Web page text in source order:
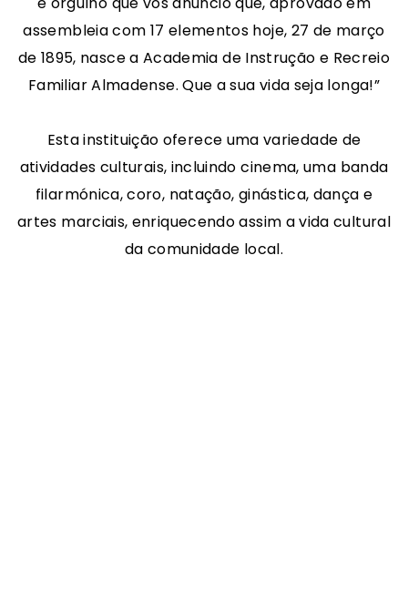
assembleia com 17 elementos hoje, 27 de março
de 1895, nasce a Academia de Instrução e Recreio
Familiar Almadense. Que a sua vida seja longa!”
Esta instituição oferece uma variedade de
atividades culturais, incluindo cinema, uma banda
filarmónica, coro, natação, ginástica, dança e
artes marciais, enriquecendo assim a vida cultural
da comunidade local.